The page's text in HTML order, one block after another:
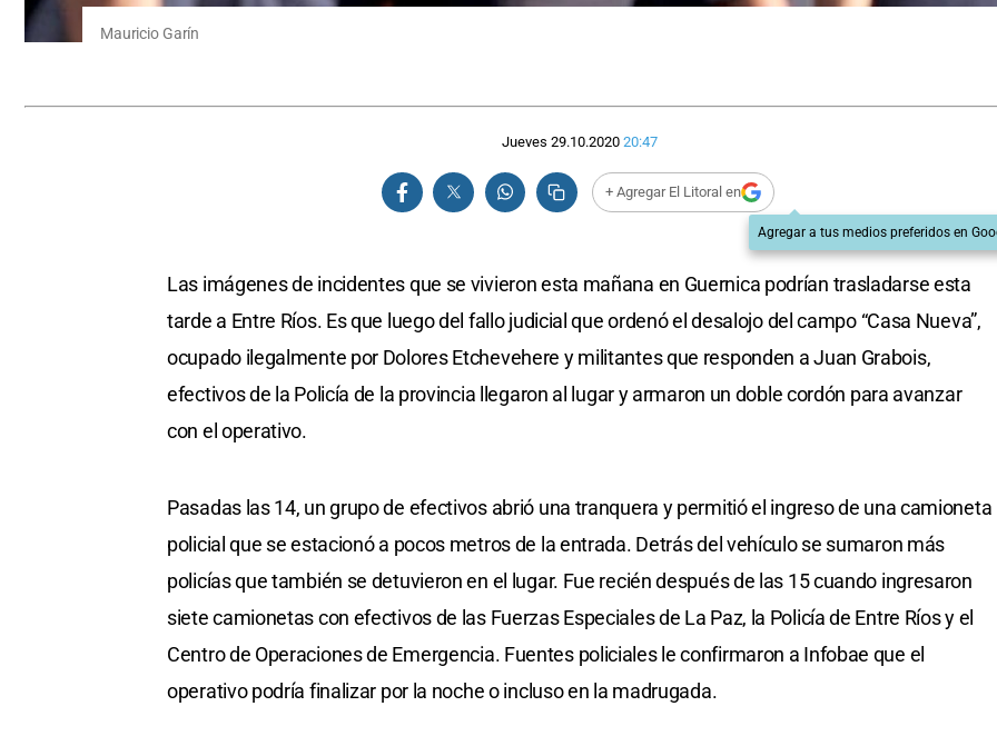
Mauricio Garín
Jueves 29.10.2020 20:47
+ Agregar El Litoral en
Agregar a tus medios preferidos en
Las imágenes de incidentes que se vivieron esta mañana en Guernica podrían trasladarse esta
tarde a Entre Ríos. Es que luego del fallo judicial que ordenó el desalojo del campo “Casa Nueva”,
ocupado ilegalmente por Dolores Etchevehere y militantes que responden a Juan Grabois,
efectivos de la Policía de la provincia llegaron al lugar y armaron un doble cordón para avanzar
con el operativo.
Pasadas las 14, un grupo de efectivos abrió una tranquera y permitió el ingreso de una camioneta
policial que se estacionó a pocos metros de la entrada. Detrás del vehículo se sumaron más
policías que también se detuvieron en el lugar. Fue recién después de las 15 cuando ingresaron
siete camionetas con efectivos de las Fuerzas Especiales de La Paz, la Policía de Entre Ríos y el
Centro de Operaciones de Emergencia. Fuentes policiales le confirmaron a Infobae que el
operativo podría finalizar por la noche o incluso en la madrugada.